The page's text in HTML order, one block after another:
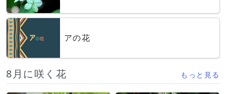
アの花
8月に咲く花 もっと見る